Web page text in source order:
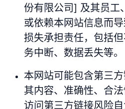
份有限公司] 及其员工
或依赖本网站信息而
损失承担责任，包括
务中断、数据丢失等。
本网站可能包含第三
其内容、准确性、合法
访问第三方链接风险自